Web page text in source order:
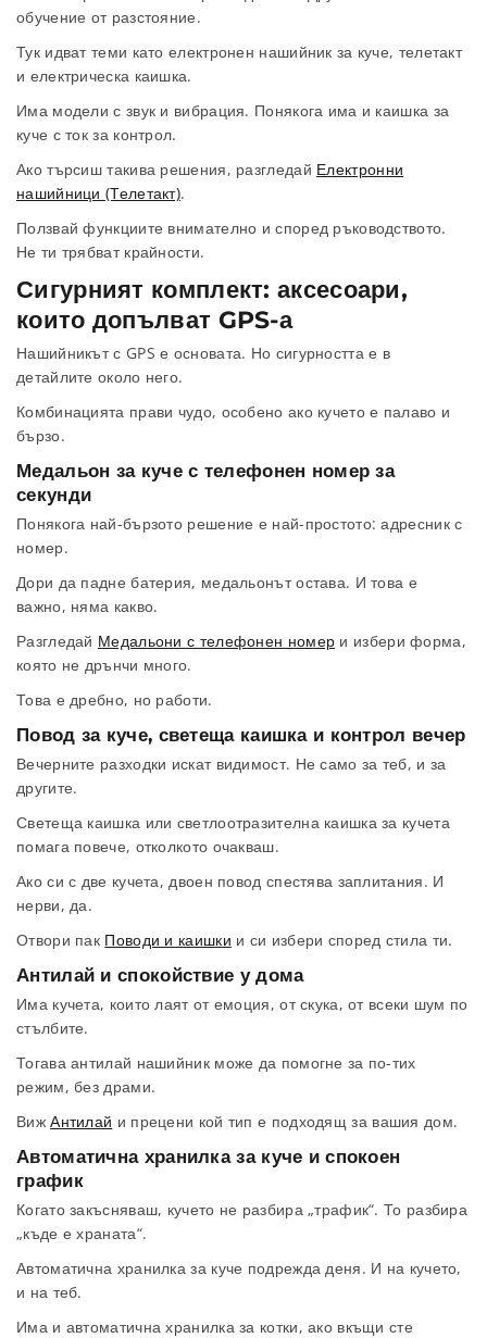
обучение от разстояние.
Тук идват теми като електронен нашийник за куче, телетакт
и електрическа каишка.
Има модели с звук и вибрация. Понякога има и каишка за
куче с ток за контрол.
Ако търсиш такива решения, разгледай Електронни
нашийници (Телетакт).
Ползвай функциите внимателно и според ръководството.
Не ти трябват крайности.
Сигурният комплект: аксесоари,
които допълват GPS-а
Нашийникът с GPS е основата. Но сигурността е в
детайлите около него.
Комбинацията прави чудо, особено ако кучето е палаво и
бързо.
Медальон за куче с телефонен номер за
секунди
Понякога най-бързото решение е най-простото: адресник с
номер.
Дори да падне батерия, медальонът остава. И това е
важно, няма какво.
Разгледай Медальони с телефонен номер и избери форма,
която не дрънчи много.
Това е дребно, но работи.
Повод за куче, светеща каишка и контрол вечер
Вечерните разходки искат видимост. Не само за теб, и за
другите.
Светеща каишка или светлоотразителна каишка за кучета
помага повече, отколкото очакваш.
Ако си с две кучета, двоен повод спестява заплитания. И
нерви, да.
Отвори пак Поводи и каишки и си избери според стила ти.
Антилай и спокойствие у дома
Има кучета, които лаят от емоция, от скука, от всеки шум по
стълбите.
Тогава антилай нашийник може да помогне за по-тих
режим, без драми.
ВижАнтилай и прецени кой тип е подходящ за вашия дом.
Автоматична хранилка за куче и спокоен
график
Когато закъсняваш, кучето не разбира „трафик“. То разбира
„къде е храната“.
Автоматична хранилка за куче подрежда деня. И на кучето,
и на теб.
Има и автоматична хранилка за котки, ако вкъщи сте